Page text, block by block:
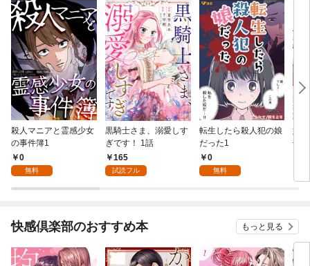
殺人マニアと霊感少女
の事件簿1
0
無料
黒騎士さま、溺愛しす
ぎです！ 1話
165
試読フル
転生したら殺人犯の娘
だった1
0
無料
姉
冊
快感倶楽部のおすすめ本 もっと見る